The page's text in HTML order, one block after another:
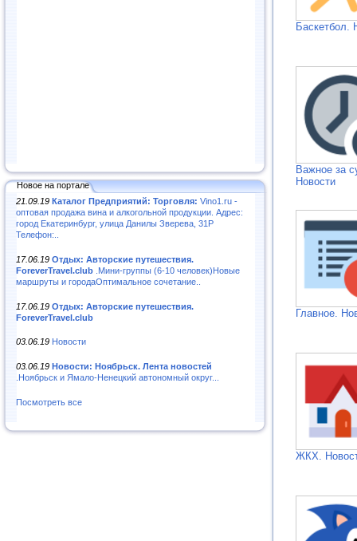
Новое на портале
21.09.19 Каталог Предприятий: Торговля: Vino1.ru -
оптовая продажа вина и алкогольной продукции. Адрес:
город Екатеринбург, улица Данилы Зверева, 31Р
Телефон:..
17.06.19 Отдых: Авторские путешествия.
ForeverTravel.club .Мини-группы (6-10 человек)Новые
маршруты и городаОптимальное сочетание..
17.06.19 Отдых: Авторские путешествия.
ForeverTravel.club
03.06.19 Новости
03.06.19 Новости: Ноябрьск. Лента новостей
.Ноябрьск и Ямало-Ненецкий автономный округ...
Посмотреть все
Баскетбол.
Важное за
Новости
Главное.
ЖКХ.